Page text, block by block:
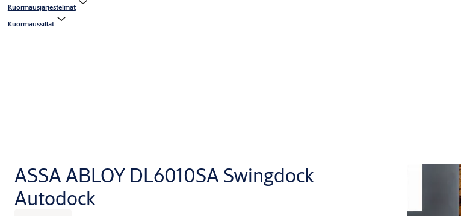
Kuormausjärjestelmät
Kuormaussillat
ASSA ABLOY DL6010SA Swingdock
Autodock